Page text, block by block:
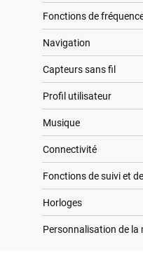
Fonctions de
Navigation
Capteurs sans fil
Profil utilisateur
Musique
Connectivité
Fonctions de suivi et
Horloges
Personnalisation de la